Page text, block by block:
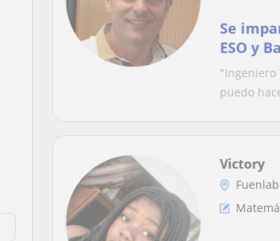
Se
ESO y
"Ingeniero
puedo
Victory